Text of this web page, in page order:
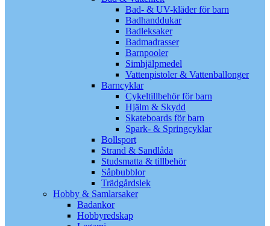
Bad- & UV-kläder för barn
Badhanddukar
Badleksaker
Badmadrasser
Barnpooler
Simhjälpmedel
Vattenpistoler & Vattenballonger
Barncyklar
Cykeltillbehör för barn
Hjälm & Skydd
Skateboards för barn
Spark- & Springcyklar
Bollsport
Strand & Sandlåda
Studsmatta & tillbehör
Såpbubblor
Trädgårdslek
Hobby & Samlarsaker
Badankor
Hobbyredskap